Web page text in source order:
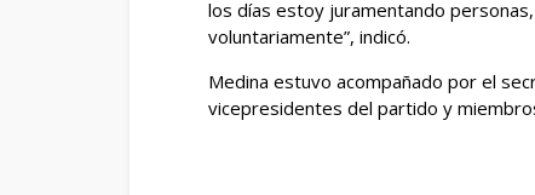
los días estoy juramentando
voluntariamente”, indicó.
Medina estuvo acompañado por el
vicepresidentes del partido y